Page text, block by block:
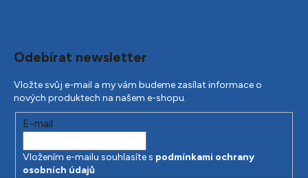
Odebírat newsletter
Vložte svůj e-mail a my vám budeme zasílat informace o
nových produktech na našem e-shopu.
E-mail
Vložením e-mailu souhlasíte s podmínkami ochrany
osobních údajů